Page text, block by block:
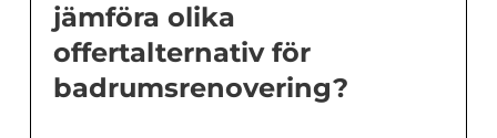
jämföra olika
offertalternativ för
badrumsrenovering?